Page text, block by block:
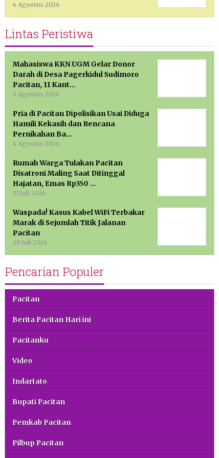
4 Agustus 2026
Lintas Peristiwa
Mahasiswa KKN UGM Gelar Donor
Darah di Desa Pagerkidul Sudimoro
Pacitan, 11 Kant…
6 Agustus 2026
Pria di Pacitan Dipolisikan Usai Diduga
Hamili Kekasih dan Rencana
Pernikahan Ba…
4 Agustus 2026
Rumah Warga Tulakan Pacitan
Disatroni Maling Saat Ditinggal
Hajatan, Emas Rp350 …
31 Juli 2026
Waspada! Kasus Kabel WiFi Terbakar
Marak di Sejumlah Titik Jalanan
Pacitan
29 Juli 2026
Pencarian Populer
Pacitan
Berita Pacitan Hari ini
Pacitanku
Video
Indartato
Bupati Pacitan
Pemkab Pacitan
Pilbup Pacitan